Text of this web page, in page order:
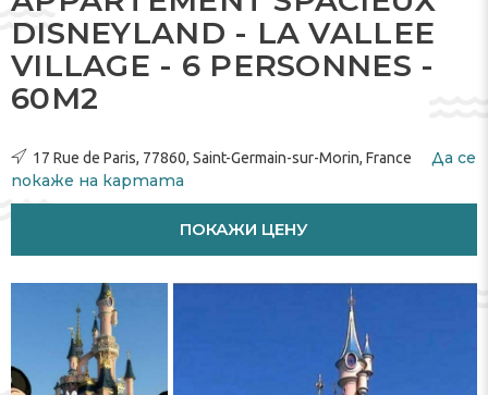
DISNEYLAND - LA VALLEE
VILLAGE - 6 PERSONNES -
60M2
17 Rue de Paris, 77860, Saint-Germain-sur-Morin, France
Да се
​​покаже на картата
ПОКАЖИ ЦЕНУ